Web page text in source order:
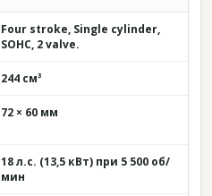
Four stroke, Single cylinder,
SOHC, 2 valve.
244 см³
72 × 60 мм
18 л.с. (13,5 кВт) при 5 500 об/
мин